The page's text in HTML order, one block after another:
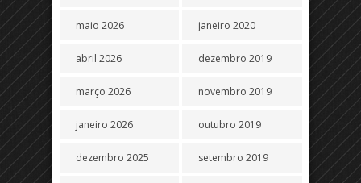
maio 2026
abril 2026
março 2026
janeiro 2026
dezembro 2025
janeiro 2020
dezembro 2019
novembro 2019
outubro 2019
setembro 2019